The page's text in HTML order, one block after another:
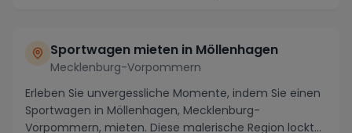
Sportwagen mieten in Möllenhagen
Mecklenburg-Vorpommern
Erleben Sie unvergessliche Momente, indem Sie einen
Sportwagen in Möllenhagen, Mecklenburg-
Vorpommern, mieten. Diese malerische Region lockt